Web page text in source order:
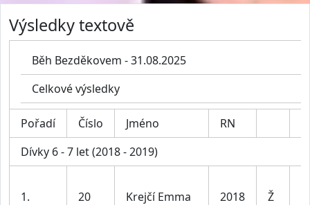
Výsledky textově
Běh Bezděkovem - 31.08.2025
Celkové výsledky
Pořadí Číslo Jméno RN
Dívky 6 - 7 let (2018 - 2019)
1. 20 Krejčí Emma 2018 Ž